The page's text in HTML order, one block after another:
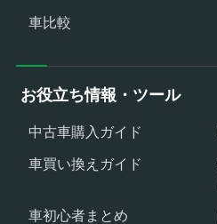
車比較
お役立ち情報・ツール
中古車購入ガイド
車買い換えガイド
車初心者まとめ